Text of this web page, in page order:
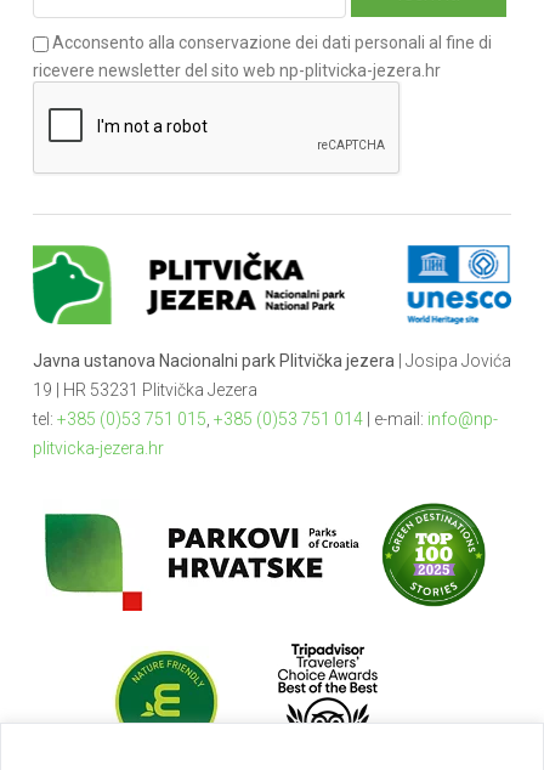
Acconsento alla conservazione dei dati personali al fine di
ricevere newsletter del sito web np-plitvicka-jezera.hr
Javna ustanova Nacionalni park Plitvička jezera | Josipa Jovića
19 | HR 53231 Plitvička Jezera
tel: +385 (0)53 751 015 +385 (0)53 751 014| e-mail: info@np-
plitvicka-jezera.hr